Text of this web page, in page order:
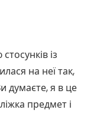
із
на неї так,
думаєте, я в це
предмет і